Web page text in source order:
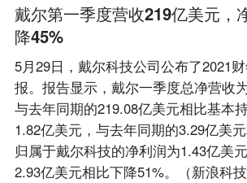
戴尔第一季度营收219亿美元，
降45%
5月29日，戴尔科技公司公布了2021
报。报告显示，戴尔一季度总净营收
与去年同期的219.08亿美元相比基本
1.82亿美元，与去年同期的3.29亿美元
归属于戴尔科技的净利润为1.43亿美
2.93亿美元相比下降51%。（新浪科技